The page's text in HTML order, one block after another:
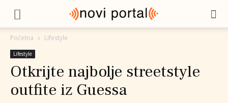
Početna Lifestyle
Lifestyle
Otkrijte najbolje streetstyle
outfite iz Guessa